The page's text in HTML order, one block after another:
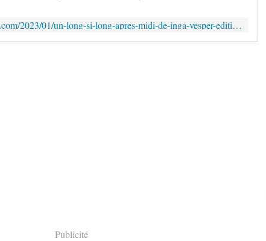
http://verolitaulit.over-blog.com/2023/01/un-long-si-long-apres-midi-de-inga-vesper-editions-la-martiniere.html
Publicité